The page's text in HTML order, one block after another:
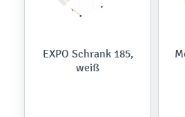
EXPO Schrank 185,
weiß